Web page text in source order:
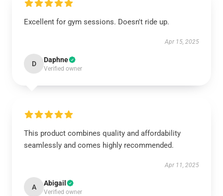
Excellent for gym sessions. Doesn't ride up.
Apr 15, 2025
D Daphne
Verified owner
This product combines quality and affordability
seamlessly and comes highly recommended.
Apr 11, 2025
A Abigail
Verified owner